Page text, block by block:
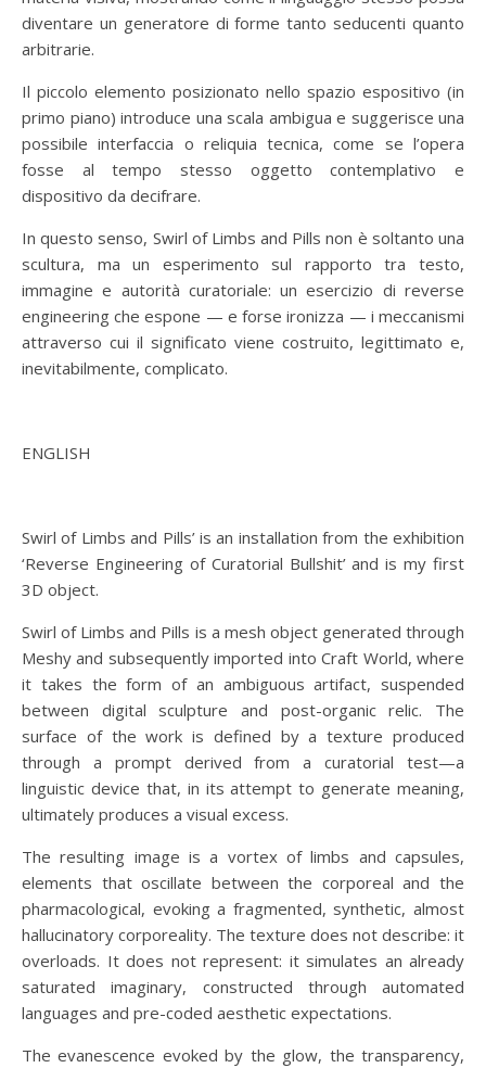
diventare un generatore di forme tanto seducenti quanto
arbitrarie.
Il piccolo elemento posizionato nello spazio espositivo (in
primo piano) introduce una scala ambigua e suggerisce una
possibile interfaccia o reliquia tecnica, come se l’opera
fosse al tempo stesso oggetto contemplativo e
dispositivo da decifrare.
In questo senso, Swirl of Limbs and Pills non è soltanto una
scultura, ma un esperimento sul rapporto tra testo,
immagine e autorità curatoriale: un esercizio di reverse
engineering che espone — e forse ironizza — i meccanismi
attraverso cui il significato viene costruito, legittimato e,
inevitabilmente, complicato.
ENGLISH
Swirl of Limbs and Pills’ is an installation from the exhibition
‘Reverse Engineering of Curatorial Bullshit’ and is my first
3D object.
Swirl of Limbs and Pills is a mesh object generated through
Meshy and subsequently imported into Craft World, where
it takes the form of an ambiguous artifact, suspended
between digital sculpture and post-organic relic. The
surface of the work is defined by a texture produced
through a prompt derived from a curatorial test—a
linguistic device that, in its attempt to generate meaning,
ultimately produces a visual excess.
The resulting image is a vortex of limbs and capsules,
elements that oscillate between the corporeal and the
pharmacological, evoking a fragmented, synthetic, almost
hallucinatory corporeality. The texture does not describe: it
overloads. It does not represent: it simulates an already
saturated imaginary, constructed through automated
languages and pre-coded aesthetic expectations.
The evanescence evoked by the glow, the transparency,